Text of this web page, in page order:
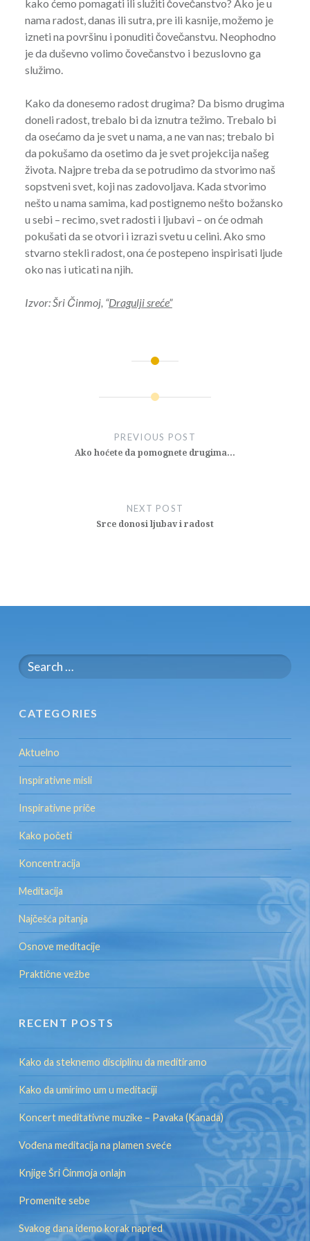
kako ćemo pomagati ili služiti čovečanstvo? Ako je u
nama radost, danas ili sutra, pre ili kasnije, možemo je
izneti na površinu i ponuditi čovečanstvu. Neophodno
je da duševno volimo čovečanstvo i bezuslovno ga
služimo.
Kako da donesemo radost drugima? Da bismo drugima
doneli radost, trebalo bi da iznutra težimo. Trebalo bi
da osećamo da je svet u nama, a ne van nas; trebalo bi
da pokušamo da osetimo da je svet projekcija našeg
života. Najpre treba da se potrudimo da stvorimo naš
sopstveni svet, koji nas zadovoljava. Kada stvorimo
nešto u nama samima, kad postignemo nešto božansko
u sebi – recimo, svet radosti i ljubavi – on će odmah
pokušati da se otvori i izrazi svetu u celini. Ako smo
stvarno stekli radost, ona će postepeno inspirisati ljude
oko nas i uticati na njih.
Izvor: Šri Činmoj, “Dragulji sreće”
PREVIOUS POST
Ako hoćete da pomognete drugima…
NEXT POST
Srce donosi ljubav i radost
Search
for:
CATEGORIES
Aktuelno
Inspirativne misli
Inspirativne priče
Kako početi
Koncentracija
Meditacija
Najčešća pitanja
Osnove meditacije
Praktične vežbe
RECENT POSTS
Kako da steknemo disciplinu da meditiramo
Kako da umirimo um u meditaciji
Koncert meditativne muzike – Pavaka (Kanada)
Vođena meditacija na plamen sveće
Knjige Šri Činmoja onlajn
Promenite sebe
Svakog dana idemo korak napred